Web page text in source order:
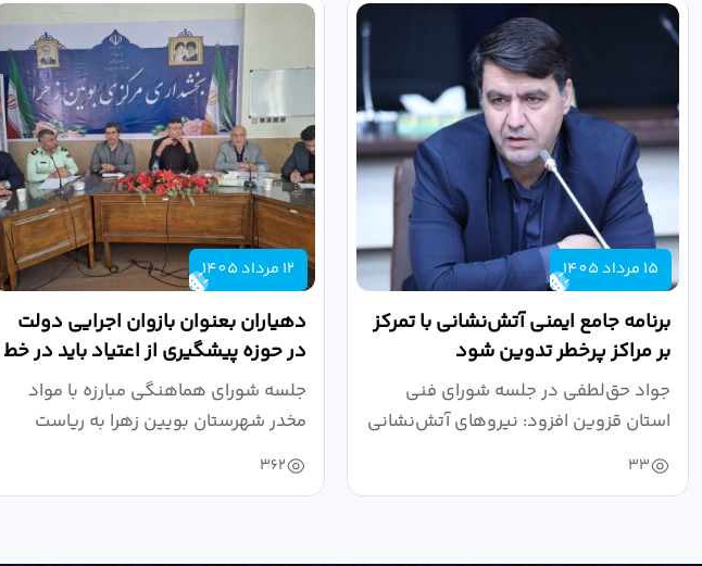
15 مرداد 1405
برنامه جامع ایمنی آتش‌نشانی با تمرکز
بر مراکز پرخطر تدوین شود
جواد حق‌لطفی در جلسه شورای فنی
استان قزوین افزود: نیروهای آتش‌نشانی
طی سال...
33
12 مرداد 1405
دهیاران بعنوان بازوان اجرایی دولت
در حوزه پیشگیری از اعتیاد باید در خط
مقدم...
جلسه شورای هماهنگی مبارزه با مواد
مخدر شهرستان بویین زهرا به ریاست
صالحی...
362